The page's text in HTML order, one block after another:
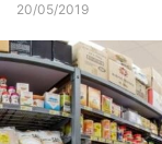
20/05/2019